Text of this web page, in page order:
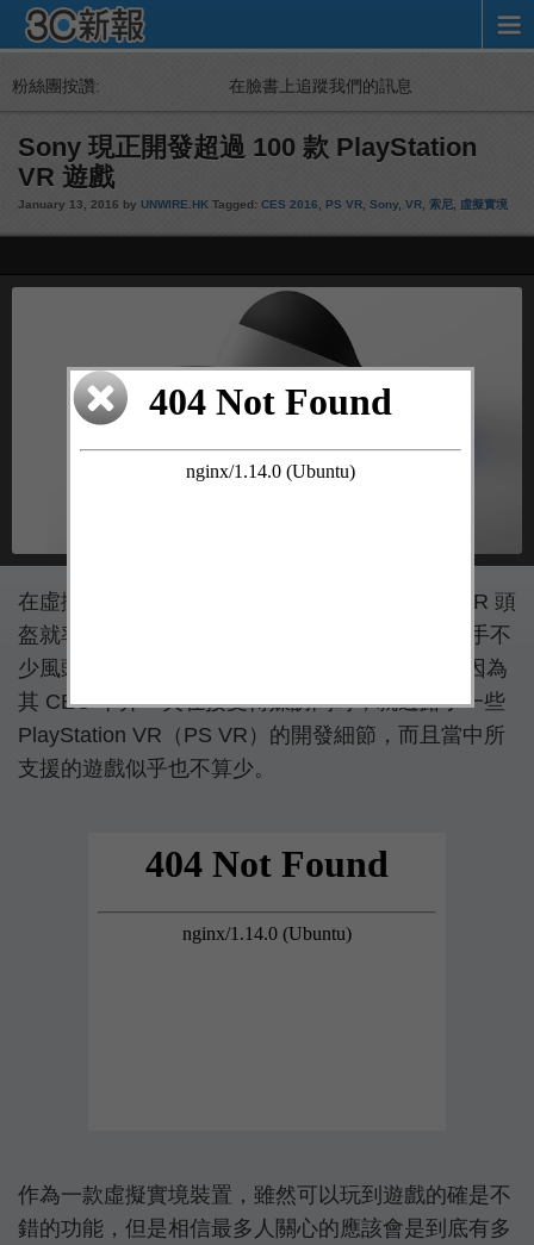
粉絲團按讚: 在臉書上追蹤我們的訊息
Sony 現正開發超過 100 款 PlayStation
VR 遊戲
January 13, 2016 by UNWIRE.HK Tagged: CES 2016 PS VR Sony VR 索尼 虛擬實境
在虛擬實境（VR）裝置市場當中，Oculus Rift VR 頭
盔就率先在上星期開始接受預訂，搶去了其他對手不
少風頭。不過另一邊的 Sony 也很快作出回應，因為
其 CEO 平井一夫在接受傳媒訪問時，就透露了一些
PlayStation VR（PS VR）的開發細節，而且當中所
支援的遊戲似乎也不算少。
作為一款虛擬實境裝置，雖然可以玩到遊戲的確是不
錯的功能，但是相信最多人關心的應該會是到底有多